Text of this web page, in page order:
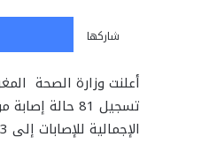
شاركها
أعلنت وزارة الصحة
الإجمالية للإصابات إلى 8003 حالة.